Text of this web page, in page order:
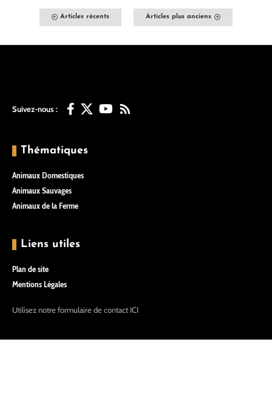
Articles récents Articles plus anciens
Suivez-nous :
Thématiques
Animaux Domestiques
Animaux Sauvages
Animaux de la Ferme
Liens utiles
Plan de site
Mentions Légales
Utilisez notre formulaire de contact ICI